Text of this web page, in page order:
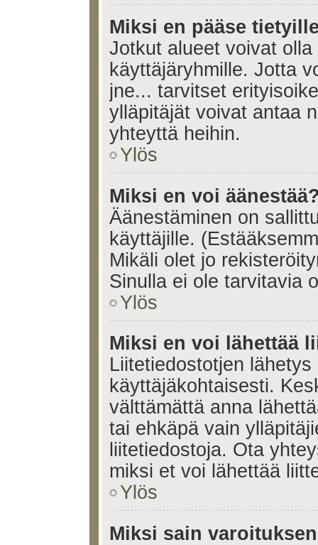
Miksi en pääse
Jotkut alueet voivat
käyttäjäryhmille. Jotta
jne... tarvitset
ylläpitäjät voivat antaa
yhteyttä heihin.
Ylös
Miksi en voi
Äänestäminen on
käyttäjille.
Mikäli olet jo
Sinulla ei ole tarvitavia
Ylös
Miksi en voi lähettää
Liitetiedostotjen
käyttäjäkohtaisesti.
välttämättä anna
tai ehkäpä vain
liitetiedostoja. Ota
miksi et voi lähettää
Ylös
Miksi sain